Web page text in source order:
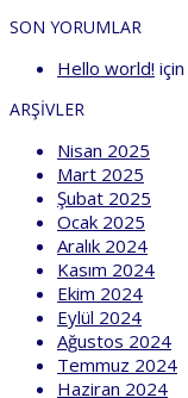
SON YORUMLAR
Hello world! için
ARŞIVLER
Nisan 2025
Mart 2025
Şubat 2025
Ocak 2025
Aralık 2024
Kasım 2024
Ekim 2024
Eylül 2024
Ağustos 2024
Temmuz 2024
Haziran 2024